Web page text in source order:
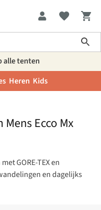
alle tenten
Heren Kids
Ecco Mx
GORE-TEX en
en dagelijks